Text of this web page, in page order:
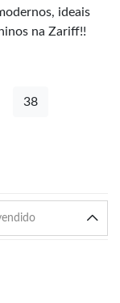
ideais
na Zariff!!
38